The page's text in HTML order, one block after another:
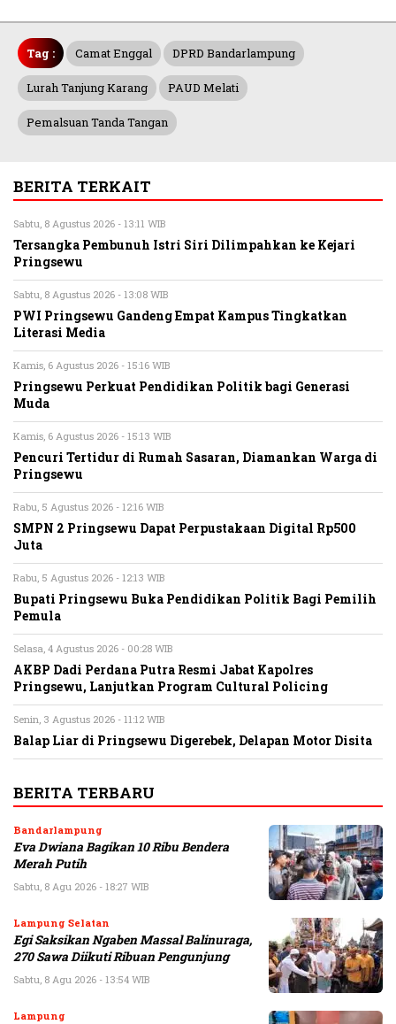
Tag : Camat Enggal DPRD Bandarlampung
Lurah Tanjung Karang PAUD Melati
Pemalsuan Tanda Tangan
BERITA TERKAIT
Sabtu, 8 Agustus 2026 - 13:11 WIB
Tersangka Pembunuh Istri Siri Dilimpahkan ke Kejari
Pringsewu
Sabtu, 8 Agustus 2026 - 13:08 WIB
PWI Pringsewu Gandeng Empat Kampus Tingkatkan
Literasi Media
Kamis, 6 Agustus 2026 - 15:16 WIB
Pringsewu Perkuat Pendidikan Politik bagi Generasi
Muda
Kamis, 6 Agustus 2026 - 15:13 WIB
Pencuri Tertidur di Rumah Sasaran, Diamankan Warga di
Pringsewu
Rabu, 5 Agustus 2026 - 12:16 WIB
SMPN 2 Pringsewu Dapat Perpustakaan Digital Rp500
Juta
Rabu, 5 Agustus 2026 - 12:13 WIB
Bupati Pringsewu Buka Pendidikan Politik Bagi Pemilih
Pemula
Selasa, 4 Agustus 2026 - 00:28 WIB
AKBP Dadi Perdana Putra Resmi Jabat Kapolres
Pringsewu, Lanjutkan Program Cultural Policing
Senin, 3 Agustus 2026 - 11:12 WIB
Balap Liar di Pringsewu Digerebek, Delapan Motor Disita
BERITA TERBARU
Bandarlampung
Eva Dwiana Bagikan 10 Ribu Bendera
Merah Putih
Sabtu, 8 Agu 2026 - 18:27 WIB
Lampung Selatan
Egi Saksikan Ngaben Massal Balinuraga,
270 Sawa Diikuti Ribuan Pengunjung
Sabtu, 8 Agu 2026 - 13:54 WIB
Lampung